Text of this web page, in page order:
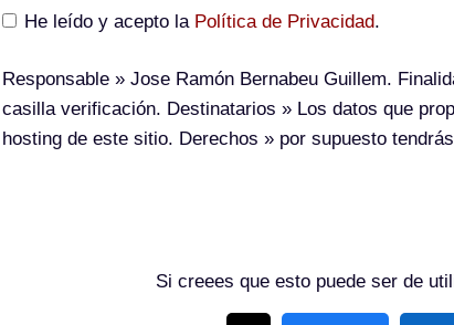
He leído y acepto la Política de Privacidad.
Responsable » Jose Ramón Bernabeu Guillem.
casilla verificación. Destinatarios » Los datos que
hosting de este sitio. Derechos » por supuesto
Si creees que esto puede ser de